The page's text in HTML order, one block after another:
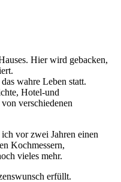
Hier wird gebacken,
wahre Leben statt.
Hotel-und
verschiedenen
vor zwei Jahren einen
Kochmessern,
vieles mehr.
erfüllt.